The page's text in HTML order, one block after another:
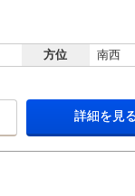
方位 南西
詳細を見